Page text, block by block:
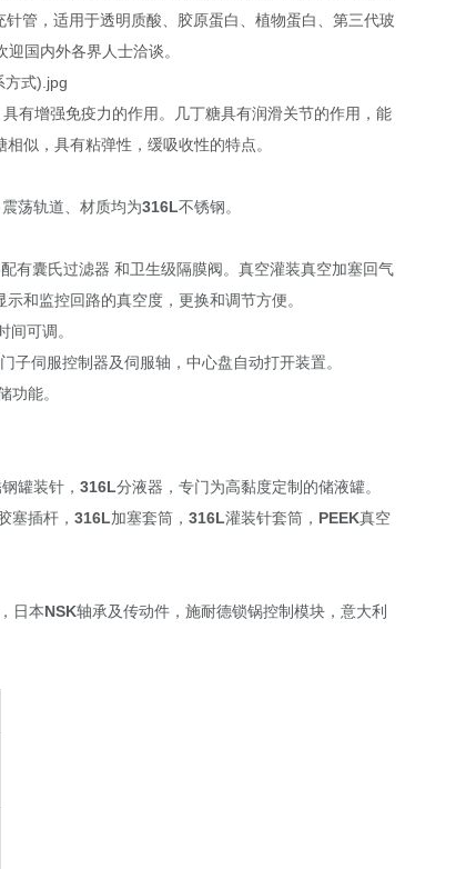
管，适用于透明质酸、胶原蛋白、植物蛋白、第三代玻
国内外各界人士洽谈。
有增强免疫力的作用。几丁糖具有润滑关节的作用，能
似，具有粘弹性，缓吸收性的特点。
荡轨道、材质均为316L不锈钢。
有囊氏过滤器 和卫生级隔膜阀。真空灌装真空加塞回气
和监控回路的真空度，更换和调节方便。
可调。
子伺服控制器及伺服轴，中心盘自动打开装置。
功能。
罐装针， 316L分液器，专门为高黏度定制的储液罐。
胶塞插杆， 316L加塞套筒， 316L灌装针套筒， PEEK真空
日本NSK轴承及传动件，施耐德锁锅控制模块，意大利